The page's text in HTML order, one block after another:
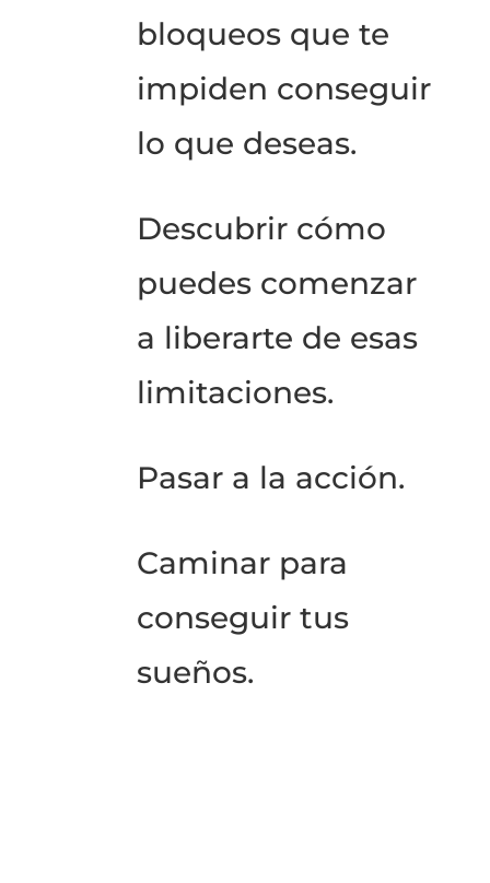
bloqueos que te
impiden conseguir
lo que deseas.
Descubrir cómo
puedes comenzar
a liberarte de esas
limitaciones.
Pasar a la acción.
Caminar para
conseguir tus
sueños.